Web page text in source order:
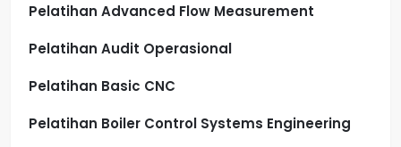
Pelatihan Advanced Flow Measurement
Pelatihan Audit Operasional
Pelatihan Basic CNC
Pelatihan Boiler Control Systems Engineering